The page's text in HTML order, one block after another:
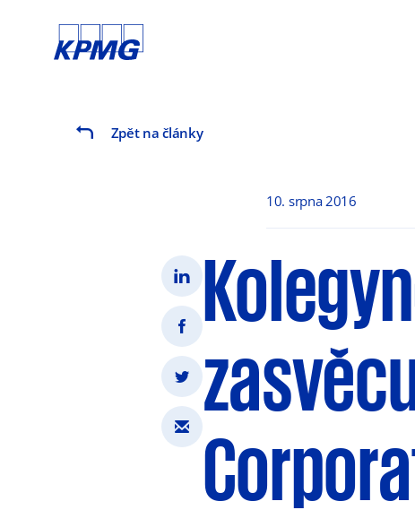
Zpět na články
10. srpna 2016